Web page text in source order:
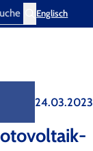
Englisch
24.03.2023